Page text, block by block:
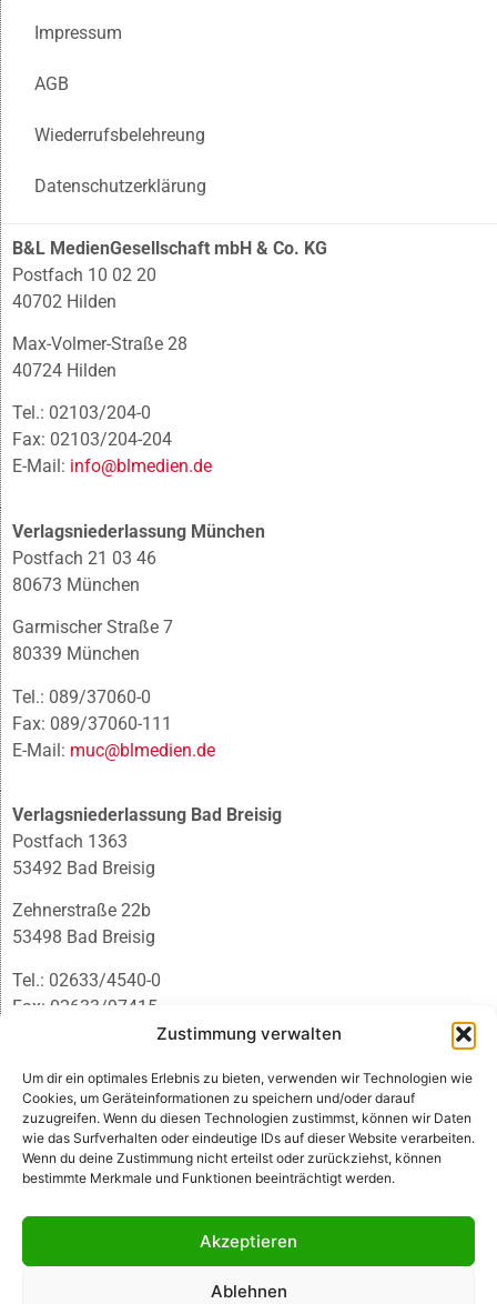
Zustimmung verwalten
Um dir ein optimales Erlebnis zu bieten, verwenden wir Technologien wie
Cookies, um Geräteinformationen zu speichern und/oder darauf
zuzugreifen. Wenn du diesen Technologien zustimmst, können wir Daten
wie das Surfverhalten oder eindeutige IDs auf dieser Website verarbeiten.
Wenn du deine Zustimmung nicht erteilst oder zurückziehst, können
bestimmte Merkmale und Funktionen beeinträchtigt werden.
Akzeptieren
Ablehnen
Impressum
AGB
Wiederrufsbelehreung
Datenschutzerklärung
B&L MedienGesellschaft mbH & Co. KG
Postfach 10 02 20
40702 Hilden
Max-Volmer-Straße 28
40724 Hilden
Tel.: 02103/204-0
Fax: 02103/204-204
E-Mail: info@blmedien.de
Verlagsniederlassung München
Postfach 21 03 46
80673 München
Garmischer Straße 7
80339 München
Tel.: 089/37060-0
Fax: 089/37060-111
E-Mail: muc@blmedien.de
Verlagsniederlassung Bad Breisig
Postfach 1363
53492 Bad Breisig
Zehnerstraße 22b
53498 Bad Breisig
Tel.: 02633/4540-0
Fax: 02633/97415
infobb@blmedien.de